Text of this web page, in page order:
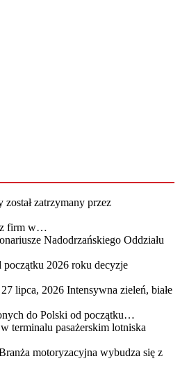
zatrzymany przez
z firm w…
Nadodrzańskiego Oddziału
2026 roku decyzje
27 lipca, 2026 Intensywna zieleń, białe
do Polski od początku…
terminalu pasażerskim lotniska
motoryzacyjna wybudza się z